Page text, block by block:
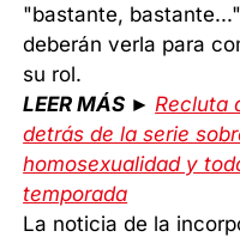
"bastante,
deberán verla para
su rol.
LEER MÁS ► Recluta
detrás de la serie
homosexualidad y
temporada
La noticia de la